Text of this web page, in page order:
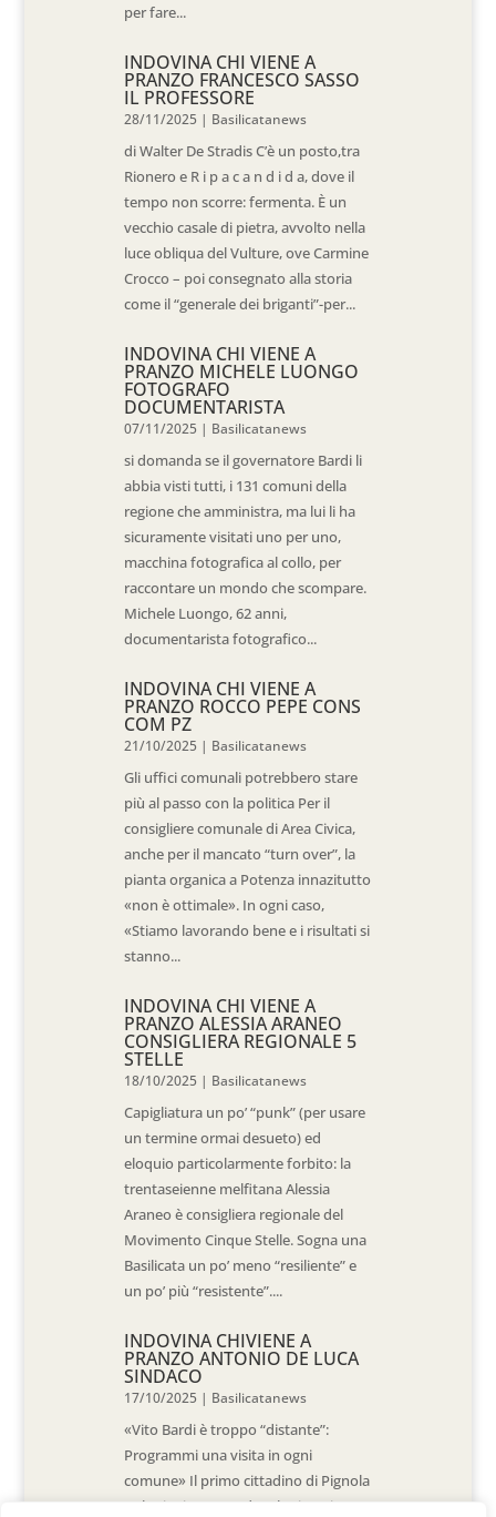
per fare...
INDOVINA CHI VIENE A
PRANZO FRANCESCO SASSO
IL PROFESSORE
28/11/2025 | Basilicatanews
di Walter De Stradis C’è un posto,tra
Rionero e R i p a c a n d i d a, dove il
tempo non scorre: fermenta. È un
vecchio casale di pietra, avvolto nella
luce obliqua del Vulture, ove Carmine
Crocco – poi consegnato alla storia
come il “generale dei briganti”-per...
INDOVINA CHI VIENE A
PRANZO MICHELE LUONGO
FOTOGRAFO
DOCUMENTARISTA
07/11/2025 | Basilicatanews
si domanda se il governatore Bardi li
abbia visti tutti, i 131 comuni della
regione che amministra, ma lui li ha
sicuramente visitati uno per uno,
macchina fotografica al collo, per
raccontare un mondo che scompare.
Michele Luongo, 62 anni,
documentarista fotografico...
INDOVINA CHI VIENE A
PRANZO ROCCO PEPE CONS
COM PZ
21/10/2025 | Basilicatanews
Gli uffici comunali potrebbero stare
più al passo con la politica Per il
consigliere comunale di Area Civica,
anche per il mancato “turn over”, la
pianta organica a Potenza innazitutto
«non è ottimale». In ogni caso,
«Stiamo lavorando bene e i risultati si
stanno...
INDOVINA CHI VIENE A
PRANZO ALESSIA ARANEO
CONSIGLIERA REGIONALE 5
STELLE
18/10/2025 | Basilicatanews
Capigliatura un po’ “punk” (per usare
un termine ormai desueto) ed
eloquio particolarmente forbito: la
trentaseienne melfitana Alessia
Araneo è consigliera regionale del
Movimento Cinque Stelle. Sogna una
Basilicata un po’ meno “resiliente” e
un po’ più “resistente”....
INDOVINA CHIVIENE A
PRANZO ANTONIO DE LUCA
SINDACO
17/10/2025 | Basilicatanews
«Vito Bardi è troppo “distante”:
Programmi una visita in ogni
comune» Il primo cittadino di Pignola
«L’ho invitato a vedere la situazione